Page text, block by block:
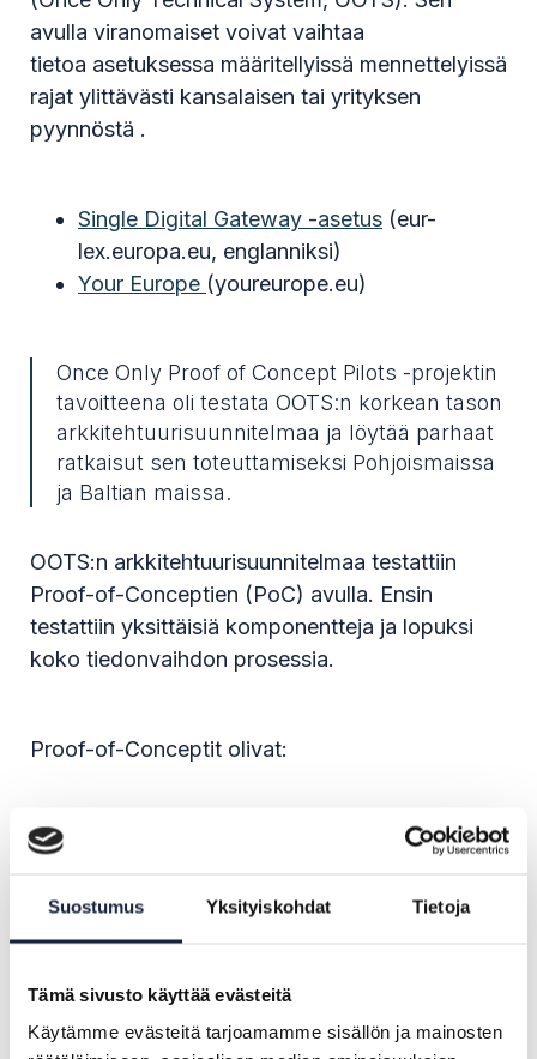
Suostumus Yksityiskohdat Tietoja
Tämä sivusto käyttää evästeitä
Käytämme evästeitä tarjoamamme sisällön ja mainosten
avulla viranomaiset voivat vaihtaa
tietoa asetuksessa määritellyissä mennettelyissä
rajat ylittävästi kansalaisen tai yrityksen
pyynnöstä .
Single Digital Gateway -asetus (eur-
lex.europa.eu, englanniksi)
Your Europe (youreurope.eu)
Once Only Proof of Concept Pilots -projektin
tavoitteena oli testata OOTS:n korkean tason
arkkitehtuurisuunnitelmaa ja löytää parhaat
ratkaisut sen toteuttamiseksi Pohjoismaissa
ja Baltian maissa.
OOTS:n arkkitehtuurisuunnitelmaa testattiin
Proof-of-Conceptien (PoC) avulla. Ensin
testattiin yksittäisiä komponentteja ja lopuksi
koko tiedonvaihdon prosessia.
Proof-of-Conceptit olivat:
EU-komission tarjoamien yhteiskäyttöisten
komponenttien toimivuus
Perusrekisterin testiversion liittäminen
järjestelmään